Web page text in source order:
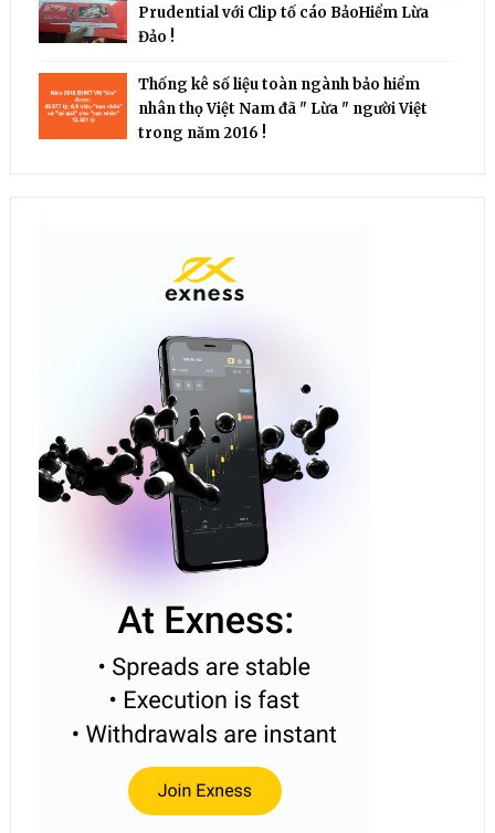
Prudential với Clip tố cáo BảoHiểm Lừa
Đảo !
Thống kê số liệu toàn ngành bảo hiểm
nhân thọ Việt Nam đã " Lừa " người Việt
trong năm 2016 !